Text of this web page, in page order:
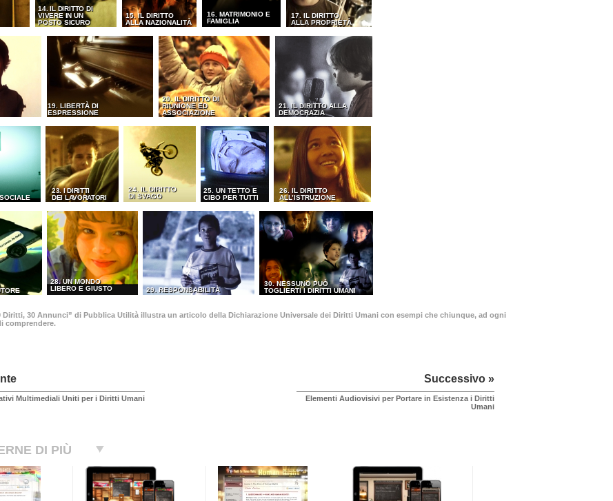
14. IL DIRITTO DI
VIVERE IN UN
POSTO SICURO
15. IL DIRITTO
ALLA NAZIONALITÀ
16. MATRIMONIO E
FAMIGLIA
17. IL DIRITTO
ALLA PROPRIETÀ
19. LIBERTÀ DI
ESPRESSIONE
20. IL DIRITTO DI
RIUNIONE ED
ASSOCIAZIONE
21. IL DIRITTO ALLA
DEMOCRAZIA
23. I DIRITTI
DEI LAVORATORI
24. IL DIRITTO
DI SVAGO
25. UN TETTO E
CIBO PER TUTTI
26. IL DIRITTO
ALL’ISTRUZIONE
28. UN MONDO
LIBERO E GIUSTO
29. RESPONSABILITÀ
30. NESSUNO PUÒ
TOGLIERTI I DIRITTI UMANI
Diritti, 30 Annunci” di Pubblica Utilità illustra un articolo della Dichiarazione Universale dei Diritti Umani con esempi che chiunque, ad ogni
comprendere.
Multimediali Uniti per i Diritti Umani
Successivo »
Elementi Audiovisivi per Portare in Esistenza i Diritti
Umani
DI PIÙ